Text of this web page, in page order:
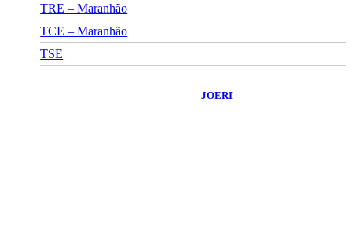
TRE – Maranhão
TCE – Maranhão
TSE
JOERI